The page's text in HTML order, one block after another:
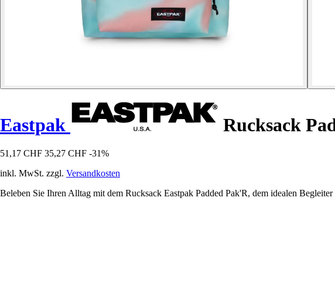
Eastpak Rucksack
51,17 CHF 35,27 CHF -31%
inkl. MwSt. zzgl. Versandkosten
Beleben Sie Ihren Alltag mit dem Rucksack Eastpak Padded Pak'R, dem idealen